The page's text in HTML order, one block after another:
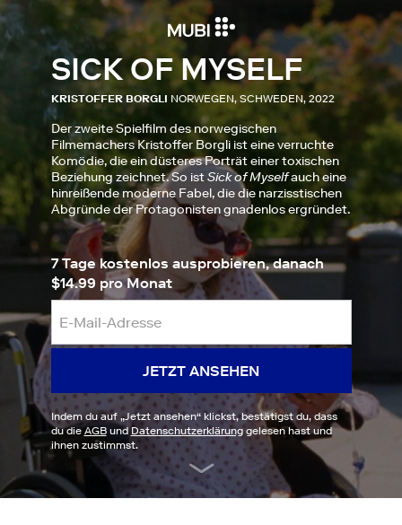
SICK OF MYSELF
KRISTOFFER BORGLI NORWEGEN, SCHWEDEN, 2022
Der zweite Spielfilm des norwegischen
Filmemachers Kristoffer Borgli ist eine verruchte
Komödie, die ein düsteres Porträt einer toxischen
Beziehung zeichnet. So istSick of Myselfauch eine
hinreißende moderne Fabel, die die narzisstischen
Abgründe der Protagonisten gnadenlos ergründet.
7 Tage kostenlos ausprobieren, danach
$14.99 pro Monat
JETZT ANSEHEN
Indem du auf „Jetzt ansehen“ klickst, bestätigst du, dass
du dieAGBundDatenschutzerklärunggelesen hast und
ihnen zustimmst.